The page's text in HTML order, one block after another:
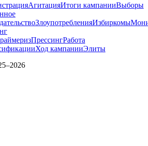
АгитацияИтоги кампанииВыборы
ЗлоупотребленияИзбиркомы
ПрессингРабота
Ход кампанииЭлиты